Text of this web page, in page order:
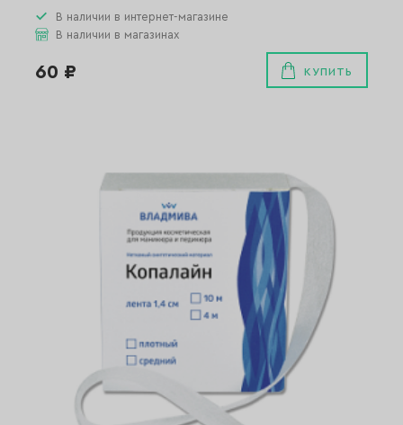
В наличии в интернет-магазине
В наличии в магазинах
60 ₽ КУПИТЬ